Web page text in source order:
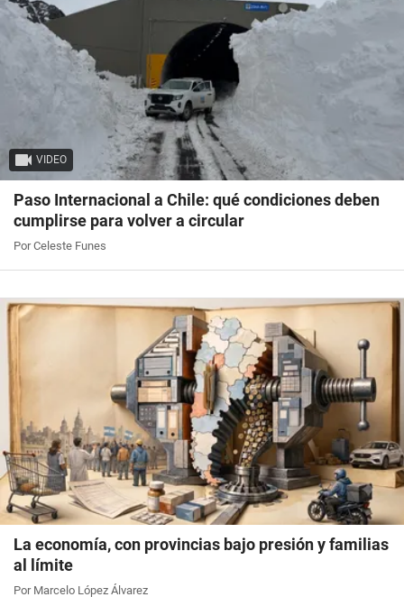
VIDEO
Paso Internacional a Chile: qué condiciones deben
cumplirse para volver a circular
Por Celeste Funes
La economía, con provincias bajo presión y familias
al límite
Por Marcelo López Álvarez